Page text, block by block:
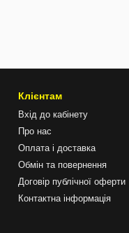
Клієнтам
Вхід до кабінету
Про нас
Оплата і доставка
Обмін та повернення
Договір публічної оферти
Контактна інформація